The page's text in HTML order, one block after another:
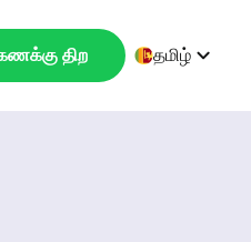
திற தமிழ்